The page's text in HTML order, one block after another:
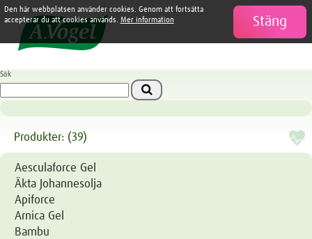

Sök
Produkter: (39)
Aesculaforce Gel
Äkta Johannesolja
Apiforce
Arnica Gel
Bambu
Stäng
Den här webbplatsen använder cookies. Genom att fortsätta
accepterar du att cookies används. Mer information